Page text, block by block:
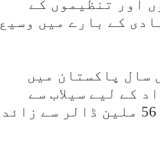
اور تنظیموں کے
کے بارے میں وسیع
سال پاکستان میں
ہونے والے 33 ملین افراد کے لیے سیلاب سے
بچاؤ اور انسانی بنیادوں پر امداد کی مد میں 56 ملین ڈالر سے زائد